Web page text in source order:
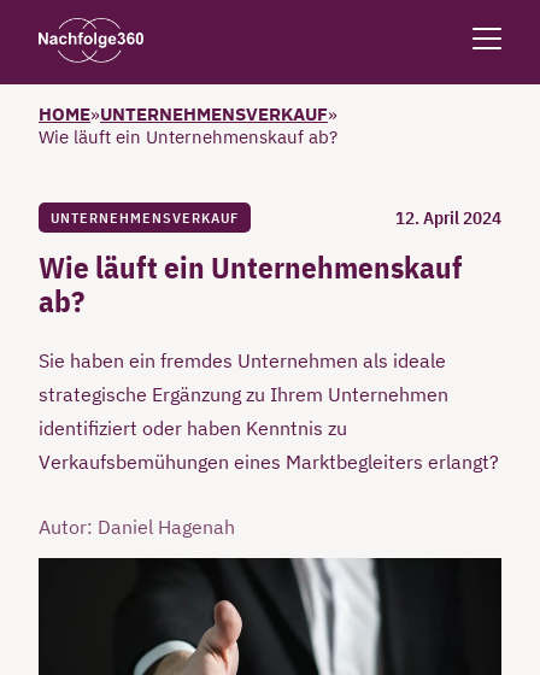
HOME»UNTERNEHMENSVERKAUF»
Wie läuft ein Unternehmenskauf ab?
UNTERNEHMENSVERKAUF 12. April 2024
Wie läuft ein Unternehmenskauf
ab?
Sie haben ein fremdes Unternehmen als ideale
strategische Ergänzung zu Ihrem Unternehmen
identifiziert oder haben Kenntnis zu
Verkaufsbemühungen eines Marktbegleiters erlangt?
Autor: Daniel Hagenah